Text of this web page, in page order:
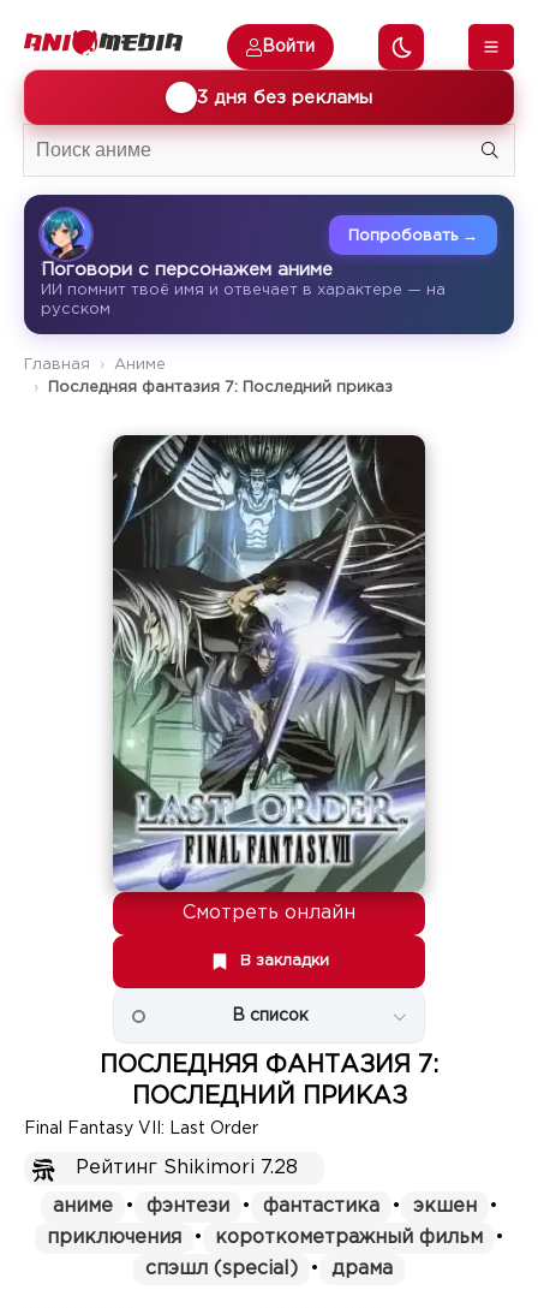
3 дня без рекламы
Войти
Поговори с персонажем аниме
ИИ помнит твоё имя и отвечает в характере — на
русском
Попробовать →
Главная
Аниме
Последняя фантазия 7: Последний приказ
Смотреть онлайн
В закладки
В список
ПОСЛЕДНЯЯ ФАНТАЗИЯ 7:
ПОСЛЕДНИЙ ПРИКАЗ
Final Fantasy VII: Last Order
Рейтинг Shikimori 7.28
аниме • фэнтези • фантастика • экшен
•
приключения
• короткометражный фильм
•
спэшл (special)
• драма